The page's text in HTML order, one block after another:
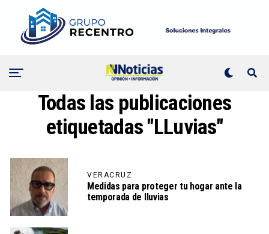
Todas las publicaciones
etiquetadas "LLuvias"
VERACRUZ
Medidas para proteger tu hogar ante la
temporada de lluvias